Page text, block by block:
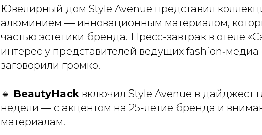
Ювелирный дом Style Avenue представил
алюминием — инновационным материалом,
частью эстетики бренда. Пресс-завтрак в отеле
интерес у представителей ведущих
заговорили громко.
🔹 BeautyHack включил Style Avenue в дайджест
недели — с акцентом на 25-летие бренда и
материалам.